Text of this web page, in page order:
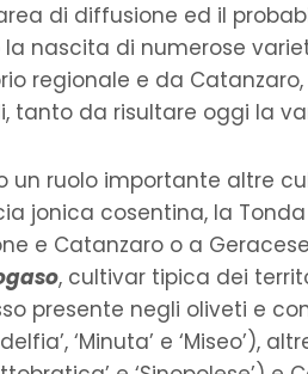
di diffusione ed il
nascita di numerose
regionale e da
tanto da risultare oggi la
un ruolo importante altre
jonica cosentina, la
e Catanzaro o a
, cultivar tipica dei
presente negli oliveti e
‘Minuta’ e ‘Miseo’),